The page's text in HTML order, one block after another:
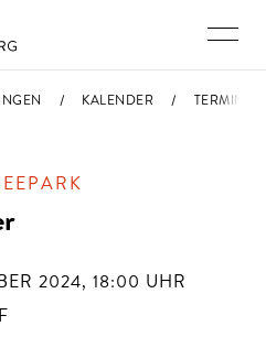
KALENDER TERMIN
2024, 18:00 UHR